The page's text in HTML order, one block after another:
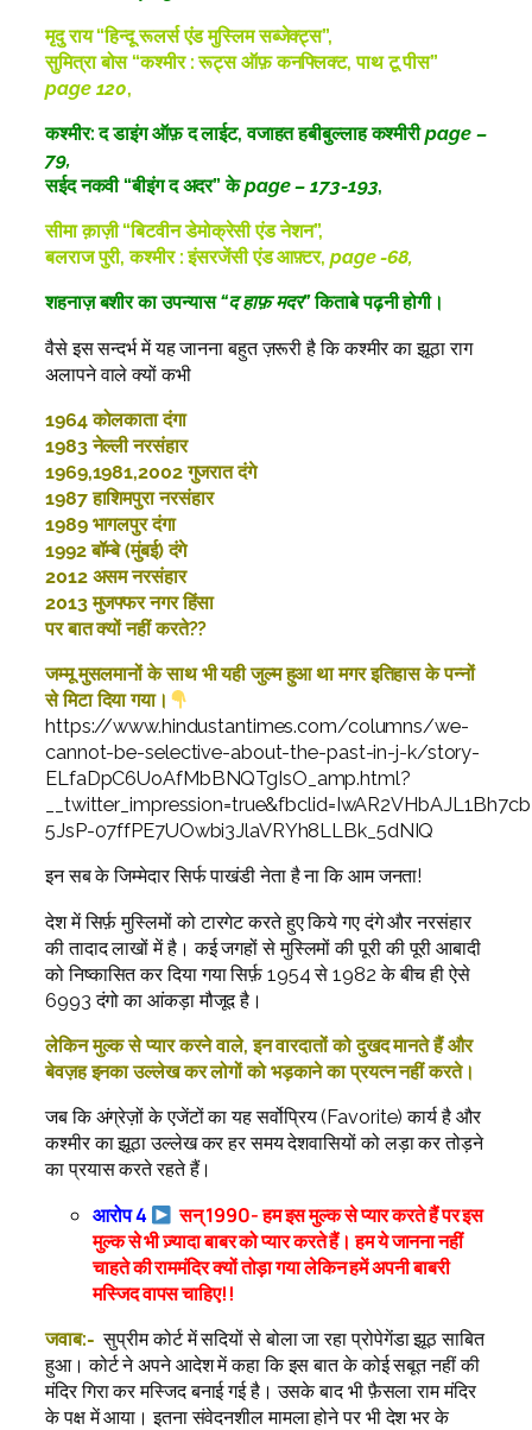
मृदु राय “हिन्दू रूलर्स एंड मुस्लिम सब्जेक्ट्स”,
सुमित्रा बोस “कश्मीर : रूट्स ऑफ़ कनफ्लिक्ट, पाथ टू पीस”
page 120,
कश्मीर: द डाइंग ऑफ़ द लाईट, वजाहत हबीबुल्लाह कश्मीरीpage –
79,
सईद नकवी “बीइंग द अदर” केpage – 173-193,
सीमा क़ाज़ी “बिटवीन डेमोक्रेसी एंड नेशन”,
बलराज पुरी, कश्मीर : इंसरजेंसी एंड आफ़्टर, page -68,
शहनाज़ बशीर का उपन्यास“द हाफ़ मदर”किताबे पढ़नी होगी।
वैसे इस सन्दर्भ में यह जानना बहुत ज़रूरी है कि कश्मीर का झूठा राग
अलापने वाले क्यों कभी
1964 कोलकाता दंगा
1983 नेल्ली नरसंहार
1969,1981,2002 गुजरात दंगे
1987 हाशिमपुरा नरसंहार
1989 भागलपुर दंगा
1992 बॉम्बे (मुंबई) दंगे
2012 असम नरसंहार
2013 मुजफ्फर नगर हिंसा
पर बात क्यों नहीं करते??
जम्मू मुसलमानों के साथ भी यही जुल्म हुआ था मगर इतिहास के पन्नों
से मिटा दिया गया।
https://www.hindustantimes.com/columns/we-
cannot-be-selective-about-the-past-in-j-k/story-
ELfaDpC6UoAfMbBNQTgIsO_amp.html?
5JsP-07ffPE7UOwbi3JlaVRYh8LLBk_5dNIQ
इन सब के जिम्मेदार सिर्फ पाखंडी नेता है ना कि आम जनता!
देश में सिर्फ़ मुस्लिमों को टारगेट करते हुए किये गए दंगे और नरसंहार
की तादाद लाखों में है। कई जगहों से मुस्लिमों की पूरी की पूरी आबादी
को निष्कासित कर दिया गया सिर्फ़ 1954 से 1982 के बीच ही ऐसे
6993 दंगो का आंकड़ा मौजूद है।
लेकिन मुल्क से प्यार करने वाले, इन वारदातों को दुखद मानते हैं और
बेवज़ह इनका उल्लेख कर लोगों को भड़काने का प्रयत्न नहीं करते।
जब कि अंग्रेज़ों के एजेंटों का यह सर्वोप्रिय (Favorite) कार्य है और
कश्मीर का झूठा उल्लेख कर हर समय देशवासियों को लड़ा कर तोड़ने
का प्रयास करते रहते हैं।
आरोप 4
सन् 1990- हम इस मुल्क से प्यार करते हैं पर इस
मुल्क से भी ज़्यादा बाबर को प्यार करते हैं। हम ये जानना नहीं
चाहते की राममंदिर क्यों तोड़ा गया लेकिन हमें अपनी बाबरी
मस्जिद वापस चाहिए!!
जवाब:- सुप्रीम कोर्ट में सदियों से बोला जा रहा प्रोपेगेंडा झूठ साबित
हुआ। कोर्ट ने अपने आदेश में कहा कि इस बात के कोई सबूत नहीं की
मंदिर गिरा कर मस्जिद बनाई गई है। उसके बाद भी फ़ैसला राम मंदिर
के पक्ष में आया। इतना संवेदनशील मामला होने पर भी देश भर के